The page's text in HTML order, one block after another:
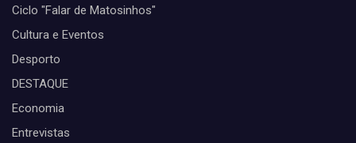
Ciclo "Falar de Matosinhos"
Cultura e Eventos
Desporto
DESTAQUE
Economia
Entrevistas